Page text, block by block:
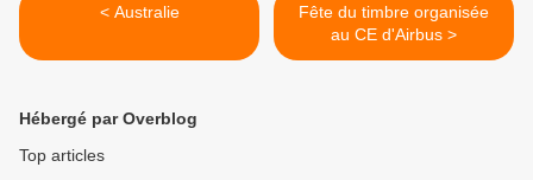
< Australie
Fête du timbre organisée
au CE d'Airbus >
Hébergé par Overblog
Top articles